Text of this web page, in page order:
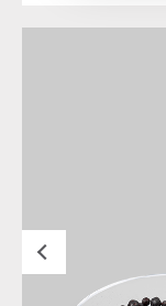
SICHERSATT
NR-72
Ergänzungs-